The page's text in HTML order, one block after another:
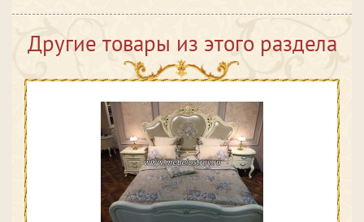
Другие товары из этого раздела